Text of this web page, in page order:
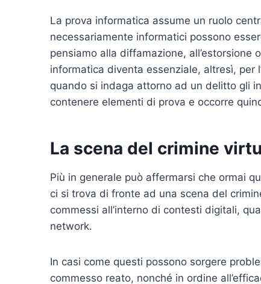
La prova informatica assume un ruolo
necessariamente informatici possono
pensiamo alla diffamazione,
informatica diventa essenziale, altresì, per
quando si indaga attorno ad un delitto gli
contenere elementi di prova e occorre
La scena del crimine
Più in generale può affermarsi che ormai
ci si trova di fronte ad una scena del
commessi all’interno di contesti digitali,
network.
In casi come questi possono sorgere
commesso reato, nonché in ordine